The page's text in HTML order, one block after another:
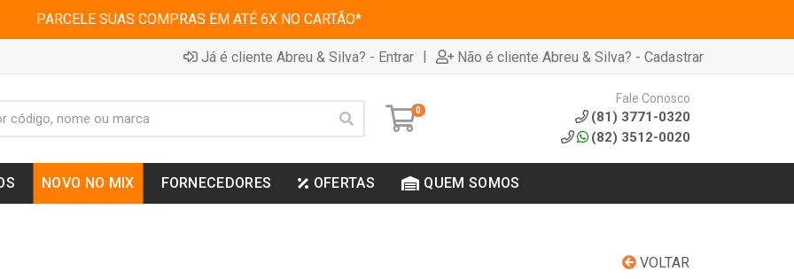
PARCELE SUAS COMPRAS EM ATÉ 6X NO CARTÃO*
Já é cliente Abreu & Silva? - Entrar | Não é cliente Abreu & Silva? - Cadastrar
0
Fale Conosco
(81) 3771-0320
(82) 3512-0020
NOVO NO MIX FORNECEDORES OFERTAS QUEM SOMOS
VOLTAR